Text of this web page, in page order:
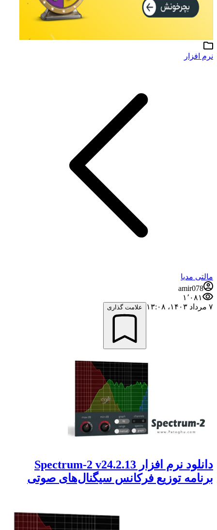
نرم افزار
مالتی مدیا
amir078
۱٬۰۸۱
۷ مرداد ۱۴۰۳،‏ ۱۳:۰۸
علامت گذاری
دانلود نرم افزار Spectrum-2 v24.2.13
برنامه توزیع فرکانس سیگنال‌های صوتی